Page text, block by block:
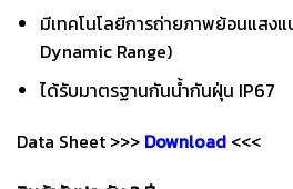
มีเทคโนโลยีการถ่ายภาพย้อนแสง
Dynamic Range)
ได้รับมาตรฐานกันน้ำกันฝุ่น IP67
Data Sheet >>> Download <<<